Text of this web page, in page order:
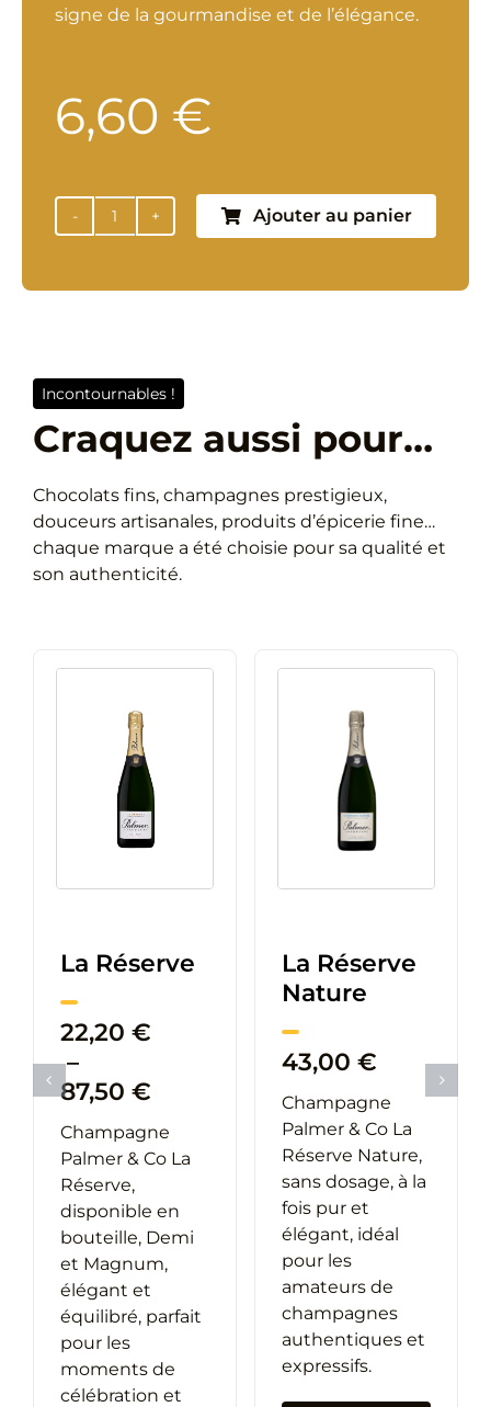
signe de la gourmandise et de l’élégance.
6,60 €
quantité
de
caramel
beurre
salé
-
Etui
Tour
Eiffel
Ajouter au panier
Incontournables !
Craquez aussi pour…
Chocolats fins, champagnes prestigieux,
douceurs artisanales, produits d’épicerie fine…
chaque marque a été choisie pour sa qualité et
son authenticité.
La Réserve
22,20 €
–
87,50 €Plage
prix :
à
87,50 €
Champagne
Palmer & Co La
Réserve,
disponible en
bouteille, Demi
et Magnum,
élégant et
équilibré, parfait
pour les
moments de
célébration et
La Réserve
Nature
43,00 €
Champagne
Palmer & Co La
Réserve Nature,
sans dosage, à la
fois pur et
élégant, idéal
pour les
amateurs de
champagnes
authentiques et
expressifs.